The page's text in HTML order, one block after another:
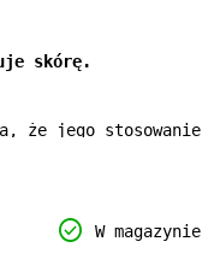
skórę.
że jego stosowanie
dla
Masło
pielęgnacji
się,
for check_circle W magazynie